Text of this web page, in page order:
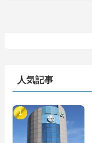
人気記事